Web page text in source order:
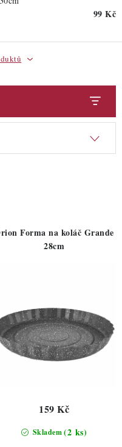
99 Kč
Forma na koláč Grande
28cm
Skladem(2 ks)
159 Kč